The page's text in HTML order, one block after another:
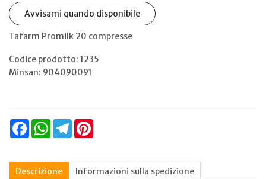
Avvisami quando disponibile
Tafarm Promilk 20 compresse
Codice prodotto: 1235
Minsan: 904090091
FacebookWhatsAppTelegram
Descrizione Informazioni sulla spedizione